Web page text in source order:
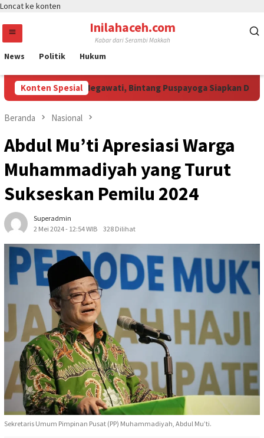
Loncat ke konten
Inilahaceh.com
Kabar dari Serambi Makkah
News Politik Hukum
Konten Spesial
Curi Perhatian Megawati, Bintang Puspayoga Siapkan
Beranda Nasional
Abdul Mu’ti Apresiasi Warga
Muhammadiyah yang Turut
Sukseskan Pemilu 2024
Superadmin
2 Mei 2024 - 12:54 WIB
328 Dilihat
Sekretaris Umum Pimpinan Pusat (PP) Muhammadiyah, Abdul Mu’ti.